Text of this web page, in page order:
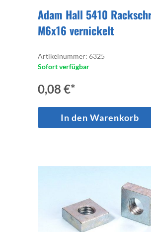
Adam Hall 5410
M6x16 vernickelt
Artikelnummer: 6325
Sofort verfügbar
0,08 €*
In den Warenkorb